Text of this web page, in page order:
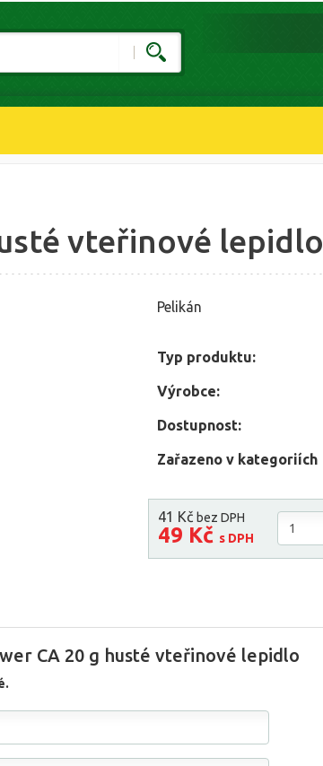
vteřinové lepidlo
Pelikán
Typ produktu:
Výrobce:
Dostupnost:
Zařazeno v kategoriích
41 Kč bez DPH
49 Kč s DPH
CA 20 g husté vteřinové lepidlo